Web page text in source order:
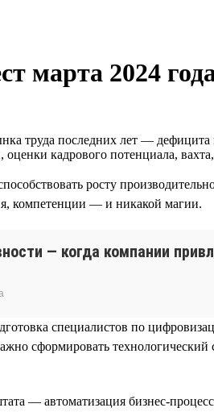
марта 2024
труда последних лет —
оценки кадрового потенциала,
росту
компетенции — и никакой магии.
— когда компании
специалистов по
сформировать
— автоматизация бизнес-